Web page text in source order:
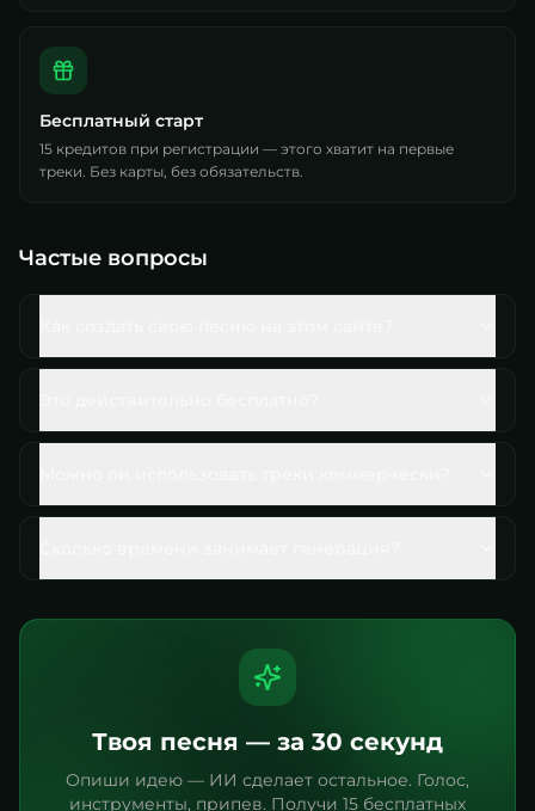
Бесплатный старт
15 кредитов при регистрации — этого хватит на первые
треки. Без карты, без обязательств.
Частые вопросы
Твоя песня — за 30 секунд
Опиши идею — ИИ сделает остальное. Голос,
инструменты, припев. Получи 15 бесплатных